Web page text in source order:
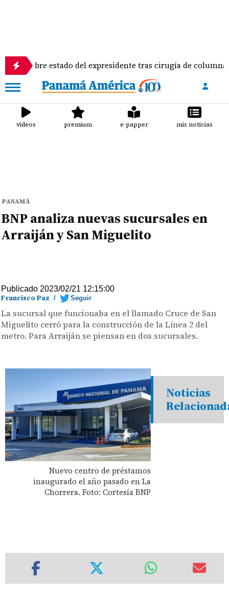
del expresidente tras cirugía de columna
videos premium e-papper mis noticias
PANAMÁ
BNP analiza nuevas sucursales en
Arraiján y San Miguelito
Publicado 2023/02/21 12:15:00
Francisco Paz / Seguir
La sucursal que funcionaba en el llamado Cruce de San
Miguelito cerró para la construcción de la Línea 2 del
metro. Para Arraiján se piensan en dos sucursales.
Nuevo centro de préstamos
inaugurado el año pasado en La
Chorrera. Foto: Cortesía BNP
Noticias